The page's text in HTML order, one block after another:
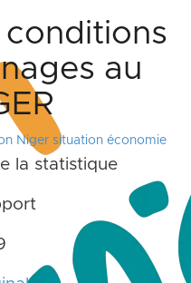
au
Niger situation économie
la statistique